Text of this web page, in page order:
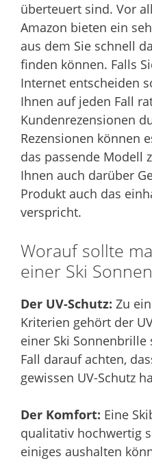
überteuert sind. Vor
Amazon bieten ein
aus dem Sie schnell
finden können. Falls
Internet entscheiden
Ihnen auf jeden Fall
Kundenrezensionen
Rezensionen können
das passende Modell
Ihnen auch darüber
Produkt auch das
verspricht.
Worauf sollte
einer Ski
Der UV-Schutz: Zu
Kriterien gehört der
einer Ski
Fall darauf achten,
gewissen UV-Schutz
Der Komfort: Eine
qualitativ hochwertig
einiges aushalten